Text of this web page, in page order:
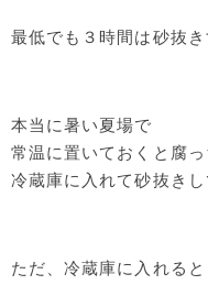
最低でも３時間は砂抜
本当に暑い夏場で
常温に置いておくと腐
冷蔵庫に入れて砂抜きし
ただ、冷蔵庫に入れると